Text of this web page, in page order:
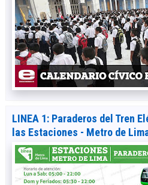
LINEA 1: Paraderos del Tren
las Estaciones - Metro de